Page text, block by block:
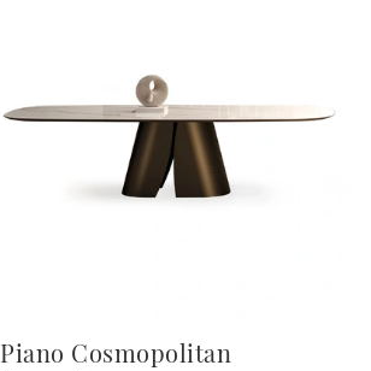
Piano Cosmopolitan